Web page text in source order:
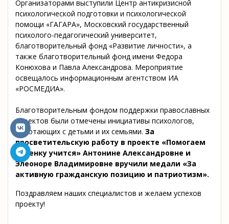
Организаторами выступили Центр антикризисной
психологической подготовки и психологической
помощи «ГАГАРА», Московский государственный
психолого-педагогический университет,
благотворительный фонд «Развитие личности», а
также благотворительный фонд имени Федора
Конюхова и Павла Александрова. Мероприятие
освещалось информационным агентством ИА
«РОСМЕДИА».
Благотворительным фондом поддержки православных
проектов были отмечены инициативы психологов,
работающих с детьми и их семьями. За
просветительскую работу в проекте «Помогаем
ребенку учится» Антонине Александровне и
Элеоноре Владимировне вручили медали «За
активную гражданскую позицию и патриотизм».
Поздравляем наших специалистов и желаем успехов
проекту!